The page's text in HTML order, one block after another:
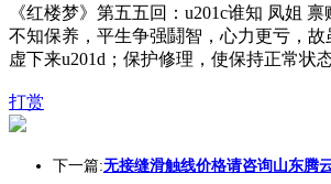
《红楼梦》第五五回：u201c谁知 凤姐
不知保养，平生争强鬪智，心力更亏，
虚下来u201d；保护修理，使保持正常状态
打赏
下一篇:无接缝滑触线价格请咨询山东腾